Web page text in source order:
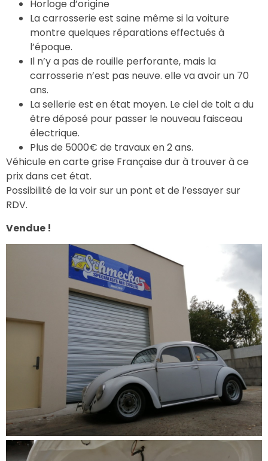
Horloge d’origine
La carrosserie est saine même si la voiture
montre quelques réparations effectués à
l’époque.
Il n’y a pas de rouille perforante, mais la
carrosserie n’est pas neuve. elle va avoir un 70
ans.
La sellerie est en état moyen. Le ciel de toit a du
être déposé pour passer le nouveau faisceau
électrique.
Plus de 5000€ de travaux en 2 ans.
Véhicule en carte grise Française dur à trouver à ce
prix dans cet état.
Possibilité de la voir sur un pont et de l’essayer sur
RDV.
Vendue !